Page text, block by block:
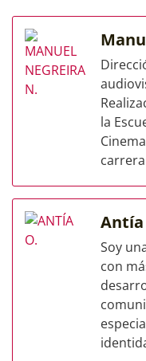
la
Antía
Soy
con